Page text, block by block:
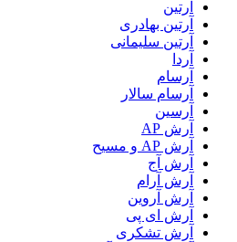
آرتین
آرتین بهادری
آرتین سلیمانی
آردا
آرسام
آرسام سالار
آرسین
آرش AP
آرش AP و مسیح
آرش آج
آرش آرام
آرش آروین
آرش ای پی
آرش تشکری